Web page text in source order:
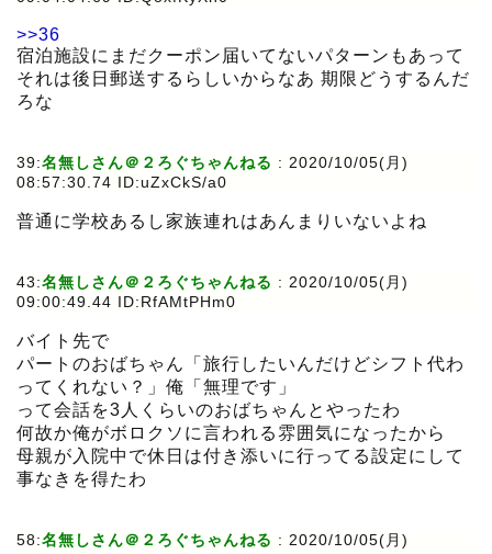
>>36
宿泊施設にまだクーポン届いてないパターンもあって
それは後日郵送するらしいからなあ 期限どうするんだ
ろな
39:名無しさん＠２ろぐちゃんねる : 2020/10/05(月)
08:57:30.74 ID:uZxCkS/a0
普通に学校あるし家族連れはあんまりいないよね
43:名無しさん＠２ろぐちゃんねる : 2020/10/05(月)
09:00:49.44 ID:RfAMtPHm0
バイト先で
パートのおばちゃん「旅行したいんだけどシフト代わ
ってくれない？」俺「無理です」
って会話を3人くらいのおばちゃんとやったわ
何故か俺がボロクソに言われる雰囲気になったから
母親が入院中で休日は付き添いに行ってる設定にして
事なきを得たわ
58:名無しさん＠２ろぐちゃんねる : 2020/10/05(月)